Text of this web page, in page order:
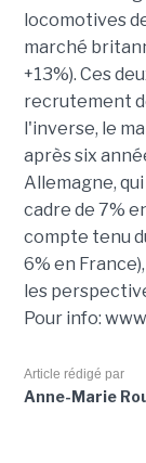
locomotives
marché
+13%). Ces
recrutement
l'inverse, le
après six
Allemagne,
cadre de 7%
compte tenu
6% en
les
Pour info:
Article rédigé par
Anne-Marie